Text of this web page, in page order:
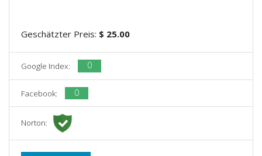
Geschätzter Preis: $ 25.00
Google Index: 0
Facebook: 0
Norton: